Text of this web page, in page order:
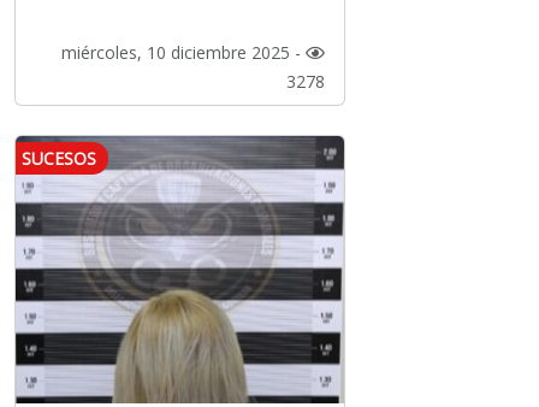
miércoles, 10 diciembre 2025 -
3278
SUCESOS